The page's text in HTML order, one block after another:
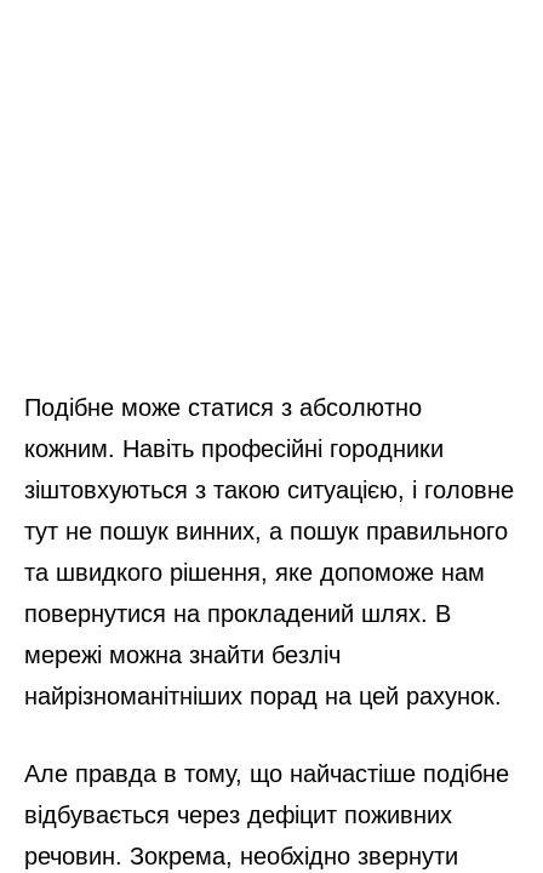
Подібне може статися з абсолютно
кожним. Навіть професійні городники
зіштовхуються з такою ситуацією, і головне
тут не пошук винних, а пошук правильного
та швидкого рішення, яке допоможе нам
повернутися на прокладений шлях. В
мережі можна знайти безліч
найрізноманітніших порад на цей рахунок.
Але правда в тому, що найчастіше подібне
відбувається через дефіцит поживних
речовин. Зокрема, необхідно звернути